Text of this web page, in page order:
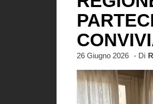
26 Giugno 2026 - Di